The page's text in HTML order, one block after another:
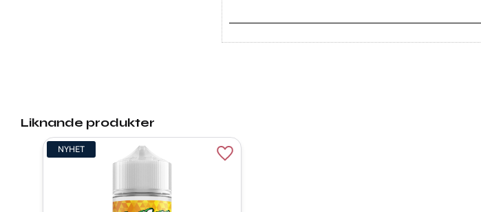
Liknande produkter
NYHET
Lägg till i favoriter